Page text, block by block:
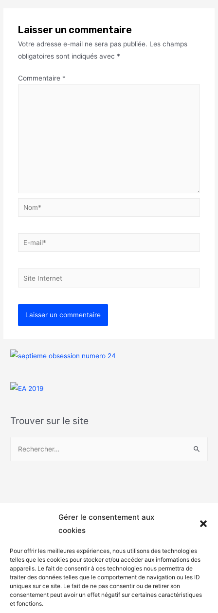
Gérer le consentement aux
cookies
Pour offrir les meilleures expériences, nous utilisons des technologies
telles que les cookies pour stocker et/ou accéder aux informations des
appareils. Le fait de consentir à ces technologies nous permettra de
traiter des données telles que le comportement de navigation ou les ID
uniques sur ce site. Le fait de ne pas consentir ou de retirer son
consentement peut avoir un effet négatif sur certaines caractéristiques
et fonctions.
Laisser un commentaire
Votre adresse e-mail ne sera pas publiée. Les champs
obligatoires sont indiqués avec *
Commentaire *
Trouver sur le site
Mentions légales
Politique de confidentialité